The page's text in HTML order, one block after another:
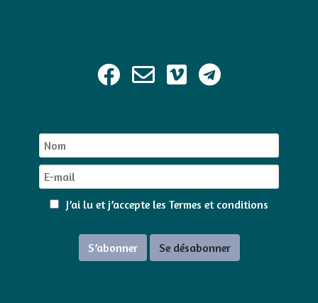
J’ai lu et j’accepte les Termes et conditions
S’abonner Se désabonner